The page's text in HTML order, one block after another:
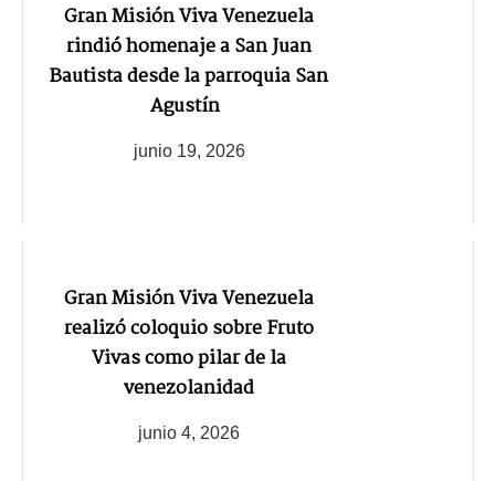
Gran Misión Viva Venezuela
rindió homenaje a San Juan
Bautista desde la parroquia San
Agustín
junio 19, 2026
Gran Misión Viva Venezuela
realizó coloquio sobre Fruto
Vivas como pilar de la
venezolanidad
junio 4, 2026